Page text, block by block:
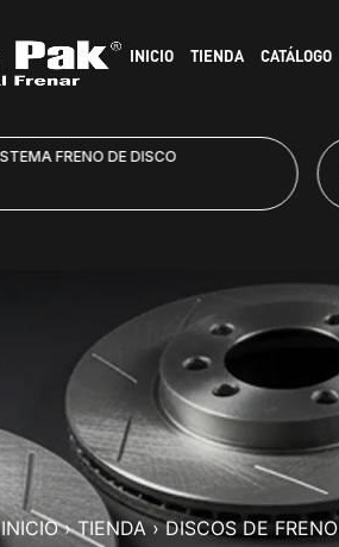
INICIO TIENDA CATÁLOGO
HIDRAÚLICOS
INICIO›TIENDA›DISCOS DE FRENO